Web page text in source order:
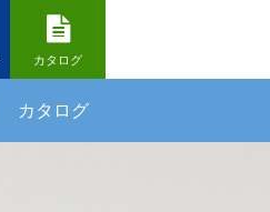
カタログ
カタログ